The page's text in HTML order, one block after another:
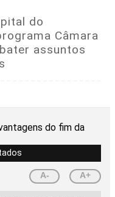
do
Câmara
assuntos
A- A+